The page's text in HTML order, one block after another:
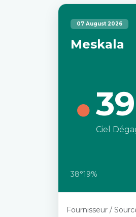
07 August 2026
Meskala
Ciel
38°19%
Fournisseur /